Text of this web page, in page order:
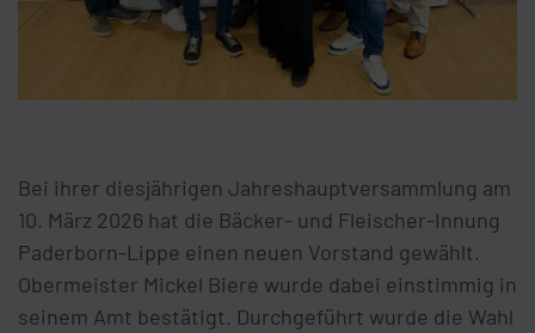
Bei ihrer diesjährigen Jahreshauptversammlung am
10. März 2026 hat die Bäcker- und Fleischer-Innung
Paderborn-Lippe einen neuen Vorstand gewählt.
Obermeister Mickel Biere wurde dabei einstimmig in
seinem Amt bestätigt. Durchgeführt wurde die Wahl